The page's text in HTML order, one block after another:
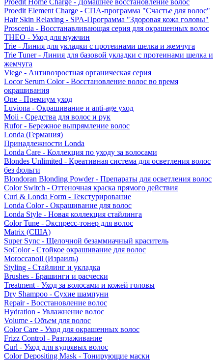
Proedit Home Charge - Домашнее восстановление волос
Proedit Element Charge - СПА-программа "Счастье для волос"
Hair Skin Relaxing - SPA-Программа "Здоровая кожа головы"
Proscenia - Восстанавливающая серия для окрашенных волос
THEO - Уход для мужчин
Trie - Линия для укладки с протеинами шелка и жемчуга
Trie Tuner - Линия для базовой укладки с протеинами шелка и
жемчуга
Viege - Антивозростная органическая серия
Locor Serum Color - Восстановление волос во время
окрашивания
One - Премиум уход
Luviona - Окрашивание и anti-age уход
Moii - Средства для волос и рук
Rufor - Бережное выпрямление волос
Londa (Германия)
Принадлежности Londa
Londa Care - Коллекция по уходу за волосами
Blondes Unlimited - Креативная система для осветления волос
без фольги
Blondoran Blonding Powder - Препараты для осветления волос
Color Switch - Оттеночная краска прямого действия
Curl & Londa Form - Текстурирование
Londa Color - Окрашивание для волос
Londa Style - Новая коллекция стайлинга
Color Tune - Экспресс-тонер для волос
Matrix (США)
Super Sync - Щелочной безаммиачный краситель
SoColor - Стойкое окрашивание для волос
Moroccanoil (Израиль)
Styling - Стайлинг и укладка
Brushes - Брашинги и расчески
Treatment - Уход за волосами и кожей головы
Dry Shampoo - Сухие шампуни
Repair - Восстановление волос
Hydration - Увлажнение волос
Volume - Объем для волос
Color Care - Уход для окрашенных волос
Frizz Control - Разглаживание
Curl - Уход для кудрявых волос
Color Depositing Mask - Тонирующие маски